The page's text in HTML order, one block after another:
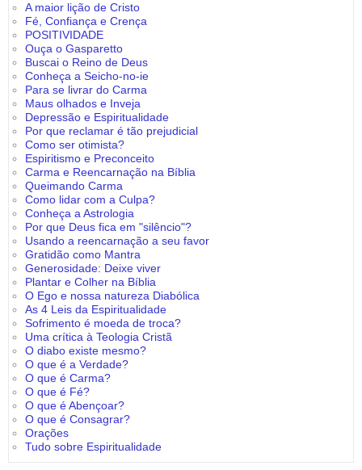
A maior lição de Cristo
Fé, Confiança e Crença
POSITIVIDADE
Ouça o Gasparetto
Buscai o Reino de Deus
Conheça a Seicho-no-ie
Para se livrar do Carma
Maus olhados e Inveja
Depressão e Espiritualidade
Por que reclamar é tão prejudicial
Como ser otimista?
Espiritismo e Preconceito
Carma e Reencarnação na Bíblia
Queimando Carma
Como lidar com a Culpa?
Conheça a Astrologia
Por que Deus fica em "silêncio"?
Usando a reencarnação a seu favor
Gratidão como Mantra
Generosidade: Deixe viver
Plantar e Colher na Bíblia
O Ego e nossa natureza Diabólica
As 4 Leis da Espiritualidade
Sofrimento é moeda de troca?
Uma crítica à Teologia Cristã
O diabo existe mesmo?
O que é a Verdade?
O que é Carma?
O que é Fé?
O que é Abençoar?
O que é Consagrar?
Orações
Tudo sobre Espiritualidade